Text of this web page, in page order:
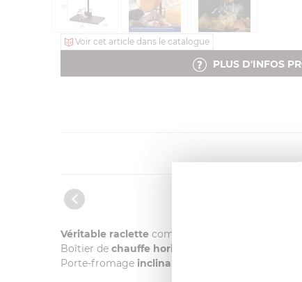
Voir cet article dans le catalogue
PLUS D'INFOS
Véritable raclette comme à la montagne!
Boîtier de chauffe horizontal réglable en
Porte-fromage inclinable, démontable rapide